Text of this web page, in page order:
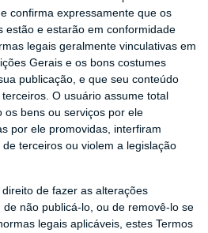
confirma expressamente que os
estão e estarão em conformidade
legais geralmente vinculativas em
Gerais e os bons costumes
publicação, e que seu conteúdo
O usuário assume total
os bens ou serviços por ele
por ele promovidas, interfiram
terceiros ou violem a legislação
de fazer as alterações
não publicá-lo, ou de removê-lo se
legais aplicáveis, estes Termos